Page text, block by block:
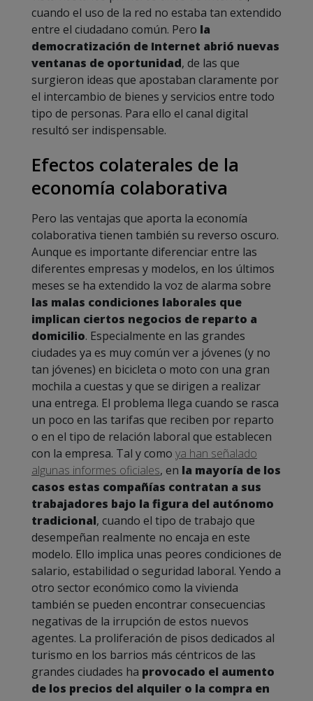
cuando el uso de la red no estaba tan extendido
entre el ciudadano común. Pero la
democratización de Internet abrió nuevas
ventanas de oportunidad, de las que
surgieron ideas que apostaban claramente por
el intercambio de bienes y servicios entre todo
tipo de personas. Para ello el canal digital
resultó ser indispensable.
Efectos colaterales de la
economía colaborativa
Pero las ventajas que aporta la economía
colaborativa tienen también su reverso oscuro.
Aunque es importante diferenciar entre las
diferentes empresas y modelos, en los últimos
meses se ha extendido la voz de alarma sobre
las malas condiciones laborales que
implican ciertos negocios de reparto a
domicilio. Especialmente en las grandes
ciudades ya es muy común ver a jóvenes (y no
tan jóvenes) en bicicleta o moto con una gran
mochila a cuestas y que se dirigen a realizar
una entrega. El problema llega cuando se rasca
un poco en las tarifas que reciben por reparto
o en el tipo de relación laboral que establecen
con la empresa. Tal y como ya han señalado
algunas informes oficiales, en la mayoría de los
casos estas compañías contratan a sus
trabajadores bajo la figura del autónomo
tradicional, cuando el tipo de trabajo que
desempeñan realmente no encaja en este
modelo. Ello implica unas peores condiciones de
salario, estabilidad o seguridad laboral. Yendo a
otro sector económico como la vivienda
también se pueden encontrar consecuencias
negativas de la irrupción de estos nuevos
agentes. La proliferación de pisos dedicados al
turismo en los barrios más céntricos de las
grandes ciudades ha provocado el aumento
de los precios del alquiler o la compra en